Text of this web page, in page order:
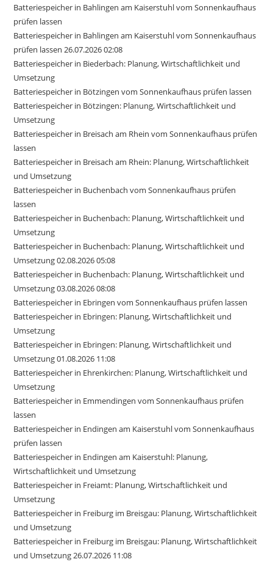
Batteriespeicher in Bahlingen am Kaiserstuhl vom Sonnenkaufhaus
prüfen lassen
Batteriespeicher in Bahlingen am Kaiserstuhl vom Sonnenkaufhaus
prüfen lassen 26.07.2026 02:08
Batteriespeicher in Biederbach: Planung, Wirtschaftlichkeit und
Umsetzung
Batteriespeicher in Bötzingen vom Sonnenkaufhaus prüfen lassen
Batteriespeicher in Bötzingen: Planung, Wirtschaftlichkeit und
Umsetzung
Batteriespeicher in Breisach am Rhein vom Sonnenkaufhaus prüfen
lassen
Batteriespeicher in Breisach am Rhein: Planung, Wirtschaftlichkeit
und Umsetzung
Batteriespeicher in Buchenbach vom Sonnenkaufhaus prüfen
lassen
Batteriespeicher in Buchenbach: Planung, Wirtschaftlichkeit und
Umsetzung
Batteriespeicher in Buchenbach: Planung, Wirtschaftlichkeit und
Umsetzung 02.08.2026 05:08
Batteriespeicher in Buchenbach: Planung, Wirtschaftlichkeit und
Umsetzung 03.08.2026 08:08
Batteriespeicher in Ebringen vom Sonnenkaufhaus prüfen lassen
Batteriespeicher in Ebringen: Planung, Wirtschaftlichkeit und
Umsetzung
Batteriespeicher in Ebringen: Planung, Wirtschaftlichkeit und
Umsetzung 01.08.2026 11:08
Batteriespeicher in Ehrenkirchen: Planung, Wirtschaftlichkeit und
Umsetzung
Batteriespeicher in Emmendingen vom Sonnenkaufhaus prüfen
lassen
Batteriespeicher in Endingen am Kaiserstuhl vom Sonnenkaufhaus
prüfen lassen
Batteriespeicher in Endingen am Kaiserstuhl: Planung,
Wirtschaftlichkeit und Umsetzung
Batteriespeicher in Freiamt: Planung, Wirtschaftlichkeit und
Umsetzung
Batteriespeicher in Freiburg im Breisgau: Planung, Wirtschaftlichkeit
und Umsetzung
Batteriespeicher in Freiburg im Breisgau: Planung, Wirtschaftlichkeit
und Umsetzung 26.07.2026 11:08